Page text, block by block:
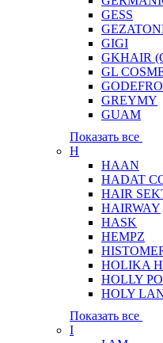
GESS
GIGI
GKHAIR
GL
GREYMY
GUAM
Показать все
H
HAAN
HADAT
HAIR
HAIRWAY
HASK
HEMPZ
HOLIKA
HOLLY
HOLY
Показать все
I